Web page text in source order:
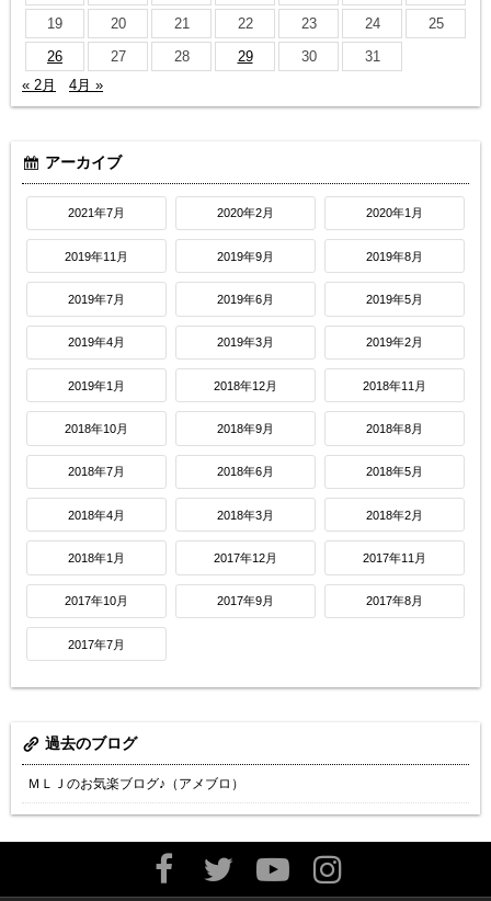
19
20 21 22 23 24
25
26
27 28 29 30
31
« 2月
4月 »
アーカイブ
2021年7月 2020年2月 2020年1月
2019年11月 2019年9月 2019年8月
2019年7月 2019年6月 2019年5月
2019年4月 2019年3月 2019年2月
2019年1月 2018年12月 2018年11月
2018年10月 2018年9月 2018年8月
2018年7月 2018年6月 2018年5月
2018年4月 2018年3月 2018年2月
2018年1月 2017年12月 2017年11月
2017年10月 2017年9月 2017年8月
2017年7月
過去のブログ
ＭＬＪのお気楽ブログ♪（アメブロ）